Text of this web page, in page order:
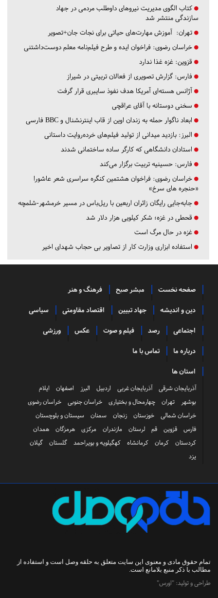
کتاب الگوی مدیریت نیروهای داوطلب مردمی در جهاد
سازندگی منتشر شد
تهران: آموزش مهارت‌های حیاتی برای نجات جان+تصویر
خراسان رضوی: فراخوان ایده و طرح فیلم‌نامه معلم دوست‌داشتنی
قزوین: غزه غذا ندارد
فارس: گزارش تصویری از فعالان تربیتی در شیراز
آژانس هسته‌ای آمریکا هدف نفوذ سایبری قرار گرفت
سخنی دوستانه با آقای عراقچی
ابعاد ناگوار حمله به زندان اوین از قاب اینترنشنال و BBC فارسی
البرز: بازدید میدانی از تولید فیلم‌های خرده‌روایت داستانی
استادان دانشگاهی که کارگر ساده ساختمانی شدند
فارس: حسینیه تربیت برگزار می‌کند
خراسان رضوی: فراخوان هشتمین کنگره سراسری شعر عاشورا
«حنجره های سرخ»
جابه‌جایی رایگان زائران اربعین با ریل‌باس در مسیر خرمشهر-شلمچه
قحطی در غزه؛ شکر کیلویی هزار دلار شد
غزه در حال مرگ است
استفاده ابزاری وزارت کار از تصاویر بی حجاب شهدای اخیر
صفحه نخست مبشر صبح فرهنگ و هنر
دین و اندیشه جهاد تبیین اقتصاد مقاومتی سیاسی
اجتماعی رصد فیلم و صوت عکس ورزشی
درباره ما تماس با ما
استان ها
آذربایجان شرقی آذربایجان غربی اردبیل البرز اصفهان
ایلام
بوشهر
تهران چهارمحال و بختیاری خراسان جنوبی
خراسان رضوی
خراسان شمالی
خوزستان زنجان سمنان
سیستان و بلوچستان
فارس
قزوین قم لرستان مازندران مرکزی هرمزگان
همدان
کردستان
کرمان کرمانشاه کهگیلویه و بویراحمد گلستان
گیلان
یزد
تمام حقوق مادی و معنوی این سایت متعلق به حلقه وصل است و استفاده از
مطالب با ذکر منبع بلامانع است.
طراحی و تولید: "اورس"